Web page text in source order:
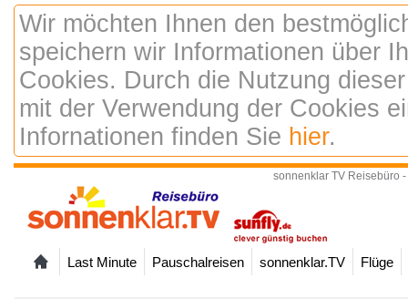
Wir möchten Ihnen den
speichern wir Informationen über
Cookies. Durch die Nutzung
mit der Verwendung der Cookies
Infornationen finden Sie hier.
sonnenklar TV Reisebüro
Last Minute Pauschalreisen sonnenklar.TV Flüge